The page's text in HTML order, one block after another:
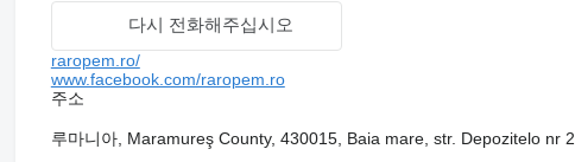
다시 전화해주십시오
raropem.ro/
www.facebook.com/raropem.ro
주소
루마니아, Maramureş County, 430015, Baia mare, str. Depozitelo nr 2